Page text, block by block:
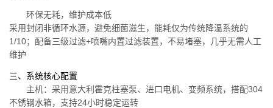
环保无耗，维护成本低
采用封闭非循环水源，避免细菌滋生，能耗仅为传统降温系统的
1/10；配备三级过滤+喷嘴内置过滤装置，不易堵塞，几乎无需人工
维护
三、系统核心配置
主机：采用意大利霍克柱塞泵、进口电机、变频系统，搭配304
不锈钢水箱，支持24小时稳定运转